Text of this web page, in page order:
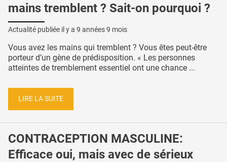
mains tremblent ? Sait-on pourquoi ?
Actualité publiée il y a 9 années 9 mois
Vous avez les mains qui tremblent ? Vous êtes peut-être
porteur d’un gène de prédisposition. « Les personnes
atteintes de tremblement essentiel ont une chance ...
LIRE LA SUITE
CONTRACEPTION MASCULINE:
Efficace oui, mais avec de sérieux